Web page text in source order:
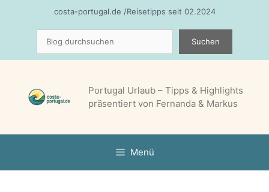
costa-portugal.de /Reisetipps seit 02.2024
Suchen
Portugal Urlaub – Tipps & Highlights
präsentiert von Fernanda & Markus
Menü